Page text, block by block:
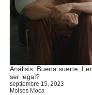
Análisis: Buena suerte,
ser legal?
septiembre 15, 2023
Moisés Moca